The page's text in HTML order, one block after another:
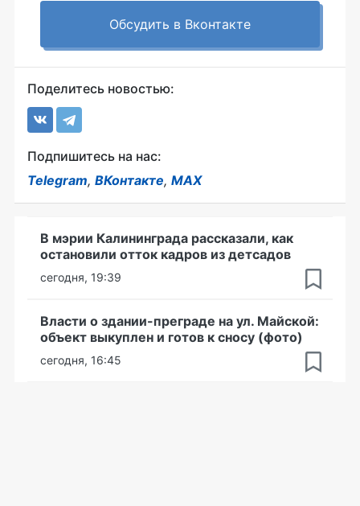
Обсудить в Вконтакте
Поделитесь новостью:
Подпишитесь на нас:
Telegram, ВКонтакте, MAX
В мэрии Калининграда рассказали, как
остановили отток кадров из детсадов
сегодня, 19:39
Власти о здании-преграде на ул. Майской:
объект выкуплен и готов к сносу (фото)
сегодня, 16:45